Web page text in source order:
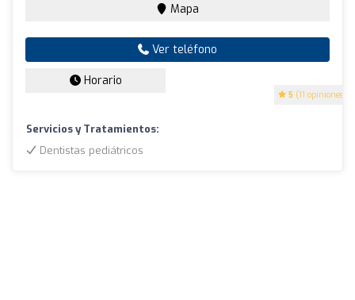
5 (11 opiniones)
Mapa
Ver teléfono
Horario
Servicios y Tratamientos:
Dentistas pediátricos